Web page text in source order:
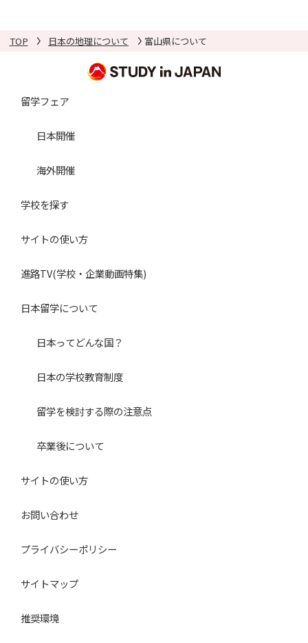
TOP 日本の地理について 富山県について
留学フェア
日本開催
海外開催
学校を探す
サイトの使い方
進路TV(学校・企業動画特集)
日本留学について
日本ってどんな国？
日本の学校教育制度
留学を検討する際の注意点
卒業後について
サイトの使い方
お問い合わせ
プライバシーポリシー
サイトマップ
推奨環境